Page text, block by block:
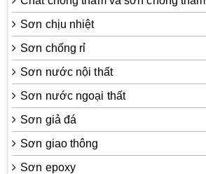
Sơn chịu nhiệt
Sơn chống rỉ
Sơn nước nội thất
Sơn nước ngoại thất
Sơn giả đá
Sơn giao thông
Sơn epoxy